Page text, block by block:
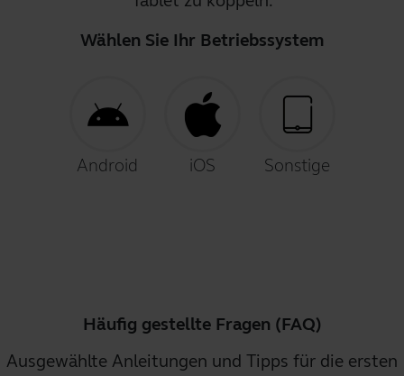
Wählen Sie Ihr Betriebssystem
Android iOS Sonstige
Häufig gestellte Fragen (FAQ)
Ausgewählte Anleitungen und Tipps für die ersten